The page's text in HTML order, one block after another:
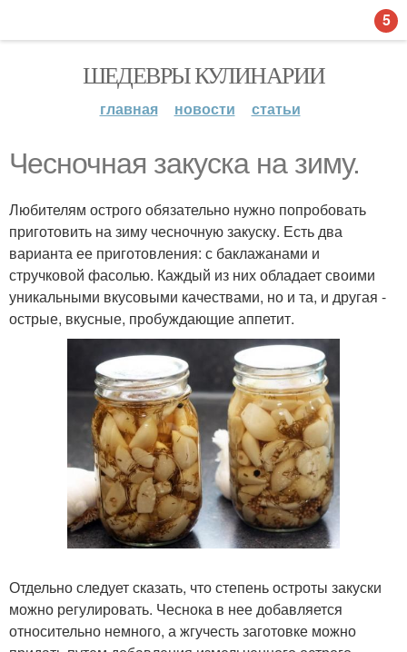
ШЕДЕВРЫ КУЛИНАРИИ
главная новости статьи
Чесночная закуска на зиму.
Любителям острого обязательно нужно попробовать
приготовить на зиму чесночную закуску. Есть два
варианта ее приготовления: с баклажанами и
стручковой фасолью. Каждый из них обладает своими
уникальными вкусовыми качествами, но и та, и другая -
острые, вкусные, пробуждающие аппетит.
Отдельно следует сказать, что степень остроты закуски
можно регулировать. Чеснока в нее добавляется
относительно немного, а жгучесть заготовке можно
5